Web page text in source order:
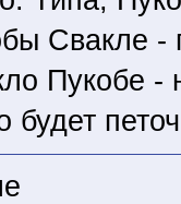
Свакле -
Пукобе -